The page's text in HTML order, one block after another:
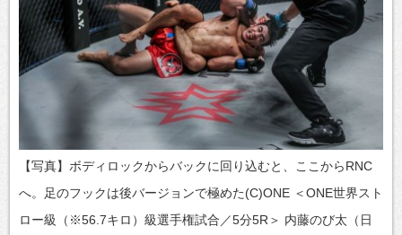
【写真】ボディロックからバックに回り込むと、ここからRNC
へ。足のフックは後バージョンで極めた(C)ONE ＜ONE世界スト
ロー級（※56.7キロ）級選手権試合／5分5R＞ 内藤のび太（日